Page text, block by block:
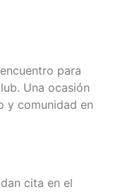
para
Una ocasión
y comunidad en
cita en el